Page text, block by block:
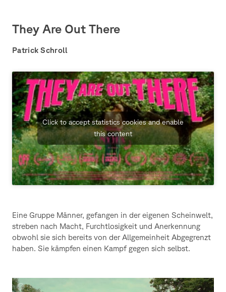
They Are Out There
Patrick Schroll
Click to accept statistics cookies and enable
this content
Eine Gruppe Männer, gefangen in der eigenen Scheinwelt,
streben nach Macht, Furchtlosigkeit und Anerkennung
obwohl sie sich bereits von der Allgemeinheit Abgegrenzt
haben. Sie kämpfen einen Kampf gegen sich selbst.